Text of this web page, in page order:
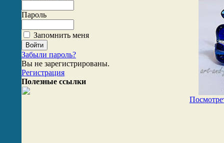
Пароль
Запомнить меня
Забыли пароль?
Вы не зарегистрированы.
Регистрация
Полезные ссылки